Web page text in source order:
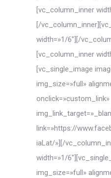
[vc_column_inner
[/
width=»1/6″][/
[vc_column_inner
[vc_single_image
img_size=»full»
onclick=»custom_link»
link=»https://
iaLat/»][/
width=»1/
img_size=»full»